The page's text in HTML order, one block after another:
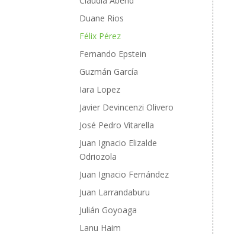
Duane Rios
Félix Pérez
Fernando Epstein
Guzmán García
Iara Lopez
Javier Devincenzi Olivero
José Pedro Vitarella
Juan Ignacio Elizalde
Odriozola
Juan Ignacio Fernández
Juan Larrandaburu
Julián Goyoaga
Lanu Haim